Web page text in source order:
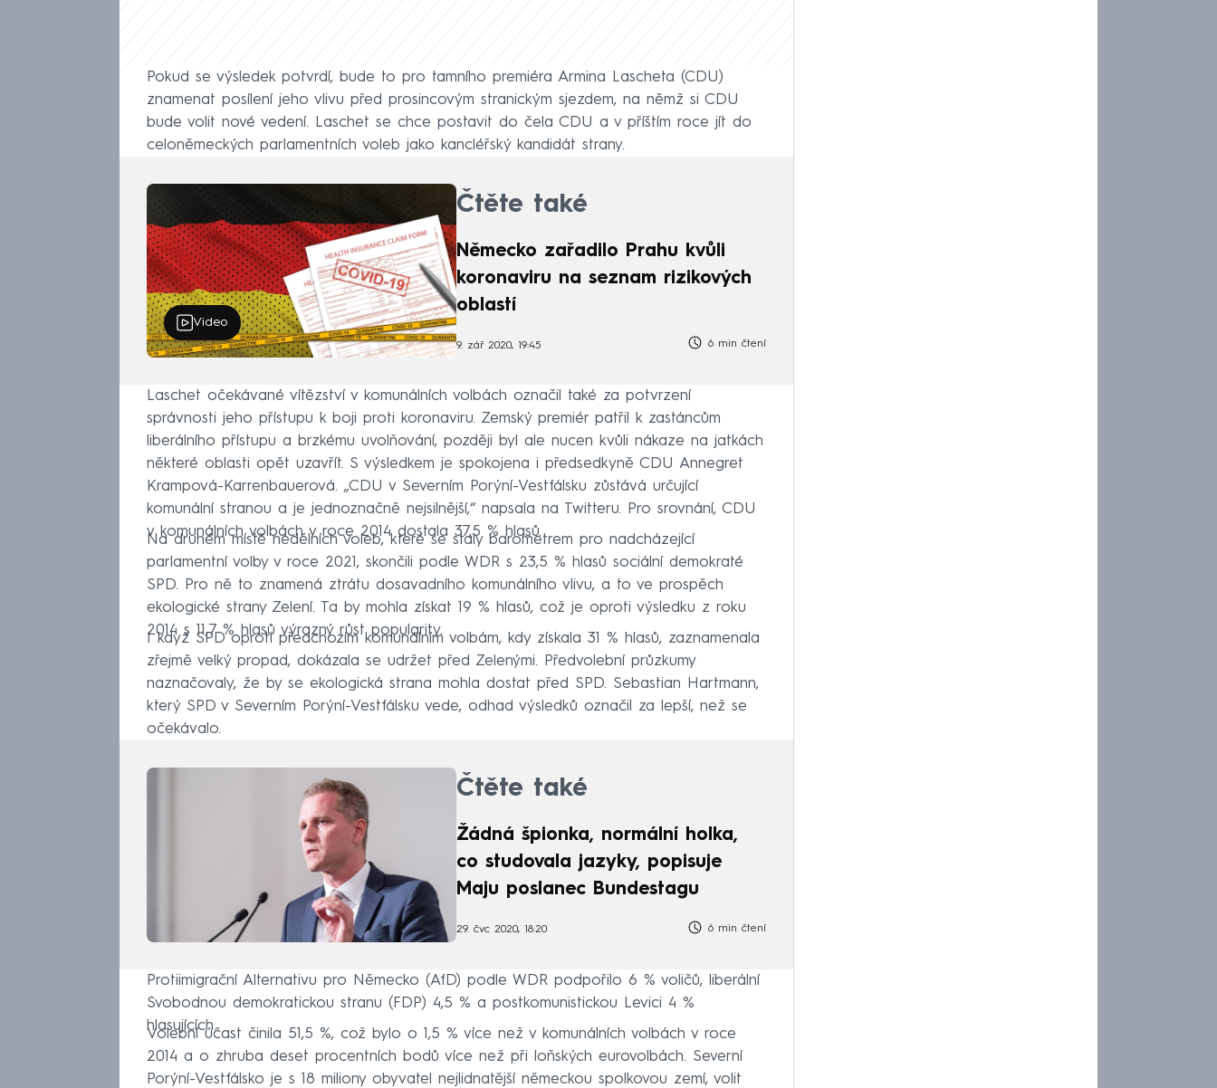
Pokud se výsledek potvrdí, bude to pro tamního premiéra Armina Lascheta (CDU)
znamenat posílení jeho vlivu před prosincovým stranickým sjezdem, na němž si CDU
bude volit nové vedení. Laschet se chce postavit do čela CDU a v příštím roce jít do
celoněmeckých parlamentních voleb jako kancléřský kandidát strany.
Video
Čtěte také
Německo zařadilo Prahu kvůli
koronaviru na seznam rizikových
oblastí
9. zář 2020, 19:45 6 min čtení
Laschet očekávané vítězství v komunálních volbách označil také za potvrzení
správnosti jeho přístupu k boji proti koronaviru. Zemský premiér patřil k zastáncům
liberálního přístupu a brzkému uvolňování, později byl ale nucen kvůli nákaze na jatkách
některé oblasti opět uzavřít. S výsledkem je spokojena i předsedkyně CDU Annegret
Krampová-Karrenbauerová. „CDU v Severním Porýní-Vestfálsku zůstává určující
komunální stranou a je jednoznačně nejsilnější,“ napsala na Twitteru. Pro srovnání, CDU
v komunálních volbách v roce 2014 dostala 37,5 % hlasů.
Na druhém místě nedělních voleb, které se staly barometrem pro nadcházející
parlamentní volby v roce 2021, skončili podle WDR s 23,5 % hlasů sociální demokraté
SPD. Pro ně to znamená ztrátu dosavadního komunálního vlivu, a to ve prospěch
ekologické strany Zelení. Ta by mohla získat 19 % hlasů, což je oproti výsledku z roku
2014 s 11,7 % hlasů výrazný růst popularity.
I když SPD oproti předchozím komunálním volbám, kdy získala 31 % hlasů, zaznamenala
zřejmě velký propad, dokázala se udržet před Zelenými. Předvolební průzkumy
naznačovaly, že by se ekologická strana mohla dostat před SPD. Sebastian Hartmann,
který SPD v Severním Porýní-Vestfálsku vede, odhad výsledků označil za lepší, než se
očekávalo.
Čtěte také
Žádná špionka, normální holka,
co studovala jazyky, popisuje
Maju poslanec Bundestagu
29. čvc 2020, 18:20 6 min čtení
Protiimigrační Alternativu pro Německo (AfD) podle WDR podpořilo 6 % voličů, liberální
Svobodnou demokratickou stranu (FDP) 4,5 % a postkomunistickou Levici 4 %
hlasujících.
Volební účast činila 51,5 %, což bylo o 1,5 % více než v komunálních volbách v roce
2014 a o zhruba deset procentních bodů více než při loňských eurovolbách. Severní
Porýní-Vestfálsko je s 18 miliony obyvatel nejlidnatější německou spolkovou zemí, volit